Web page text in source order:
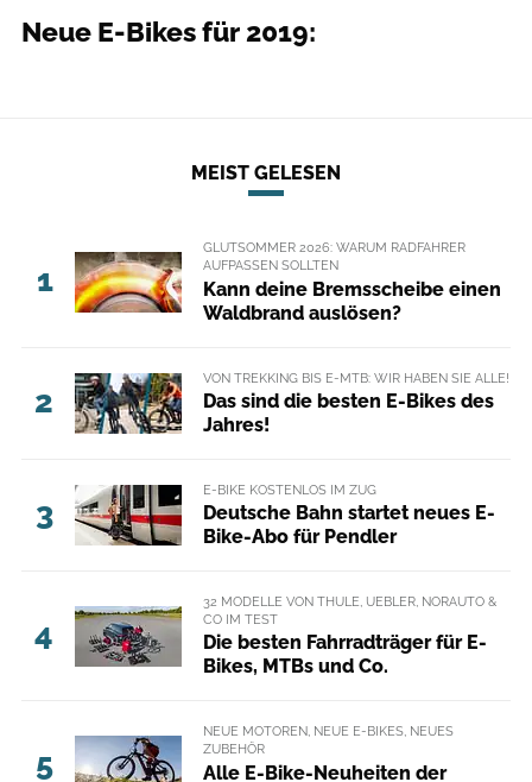
Neue E-Bikes für 2019:
MEIST GELESEN
1
GLUTSOMMER 2026: WARUM RADFAHRER
AUFPASSEN SOLLTEN
Kann deine Bremsscheibe einen
Waldbrand auslösen?
2
VON TREKKING BIS E-MTB: WIR HABEN SIE ALLE!
Das sind die besten E-Bikes des
Jahres!
3
E-BIKE KOSTENLOS IM ZUG
Deutsche Bahn startet neues E-
Bike-Abo für Pendler
4
32 MODELLE VON THULE, UEBLER, NORAUTO &
CO IM TEST
Die besten Fahrradträger für E-
Bikes, MTBs und Co.
5
NEUE MOTOREN, NEUE E-BIKES, NEUES
ZUBEHÖR
Alle E-Bike-Neuheiten der